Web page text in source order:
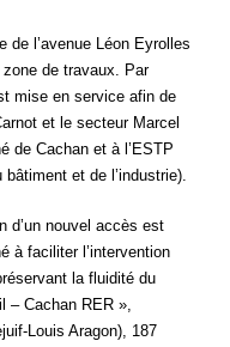
l’avenue Léon Eyrolles
zone de travaux. Par
mise en service afin de
et le secteur Marcel
de Cachan et à l’ESTP
et de l’industrie).
d’un nouvel accès est
à faciliter l’intervention
la fluidité du
– Cachan RER »,
Louis Aragon), 187